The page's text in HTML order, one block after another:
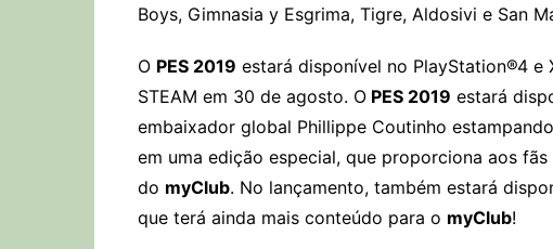
Boys, Gimnasia y Esgrima, Tigre, Aldosivi e San
O PES 2019 estará disponível no PlayStation®4 e
STEAM em 30 de agosto. O PES 2019 estará
embaixador global Phillippe Coutinho
em uma edição especial, que proporciona aos
do myClub. No lançamento, também estará
que terá ainda mais conteúdo para o myClub!